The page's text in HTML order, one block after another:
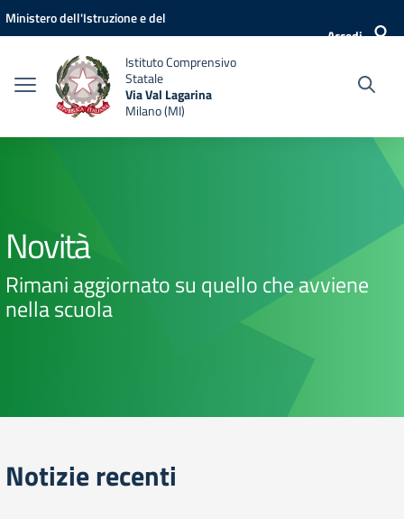
Vai ai contenuti
Vai al menu di navigazione
Vai al footer
Ministero dell'Istruzione e del
Accedi
Istituto Comprensivo
Statale
Via Val Lagarina
Milano (MI)
Novità
Rimani aggiornato su quello che avviene
nella scuola
Notizie recenti